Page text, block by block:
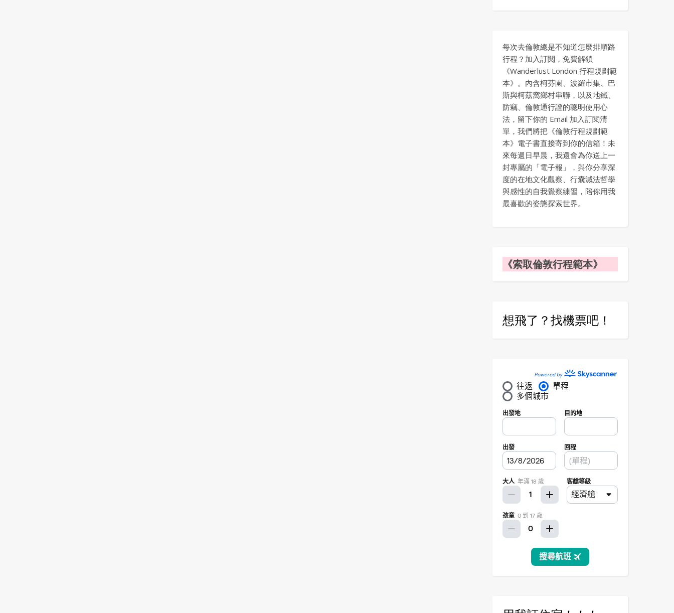
每次去倫敦總是不知道怎麼排順路
行程？加入訂閱，免費解鎖
《Wanderlust London 行程規劃範
本》。內含柯芬園、波羅市集、巴
斯與柯茲窩鄉村串聯，以及地鐵、
防竊、倫敦通行證的聰明使用心
法，留下你的 Email 加入訂閱清
單，我們將把《倫敦行程規劃範
本》電子書直接寄到你的信箱！未
來每週日早晨，我還會為你送上一
封專屬的「電子報」，與你分享深
度的在地文化觀察、行囊減法哲學
與感性的自我覺察練習，陪你用我
最喜歡的姿態探索世界。
《索取倫敦行程範本》
想飛了？找機票吧！